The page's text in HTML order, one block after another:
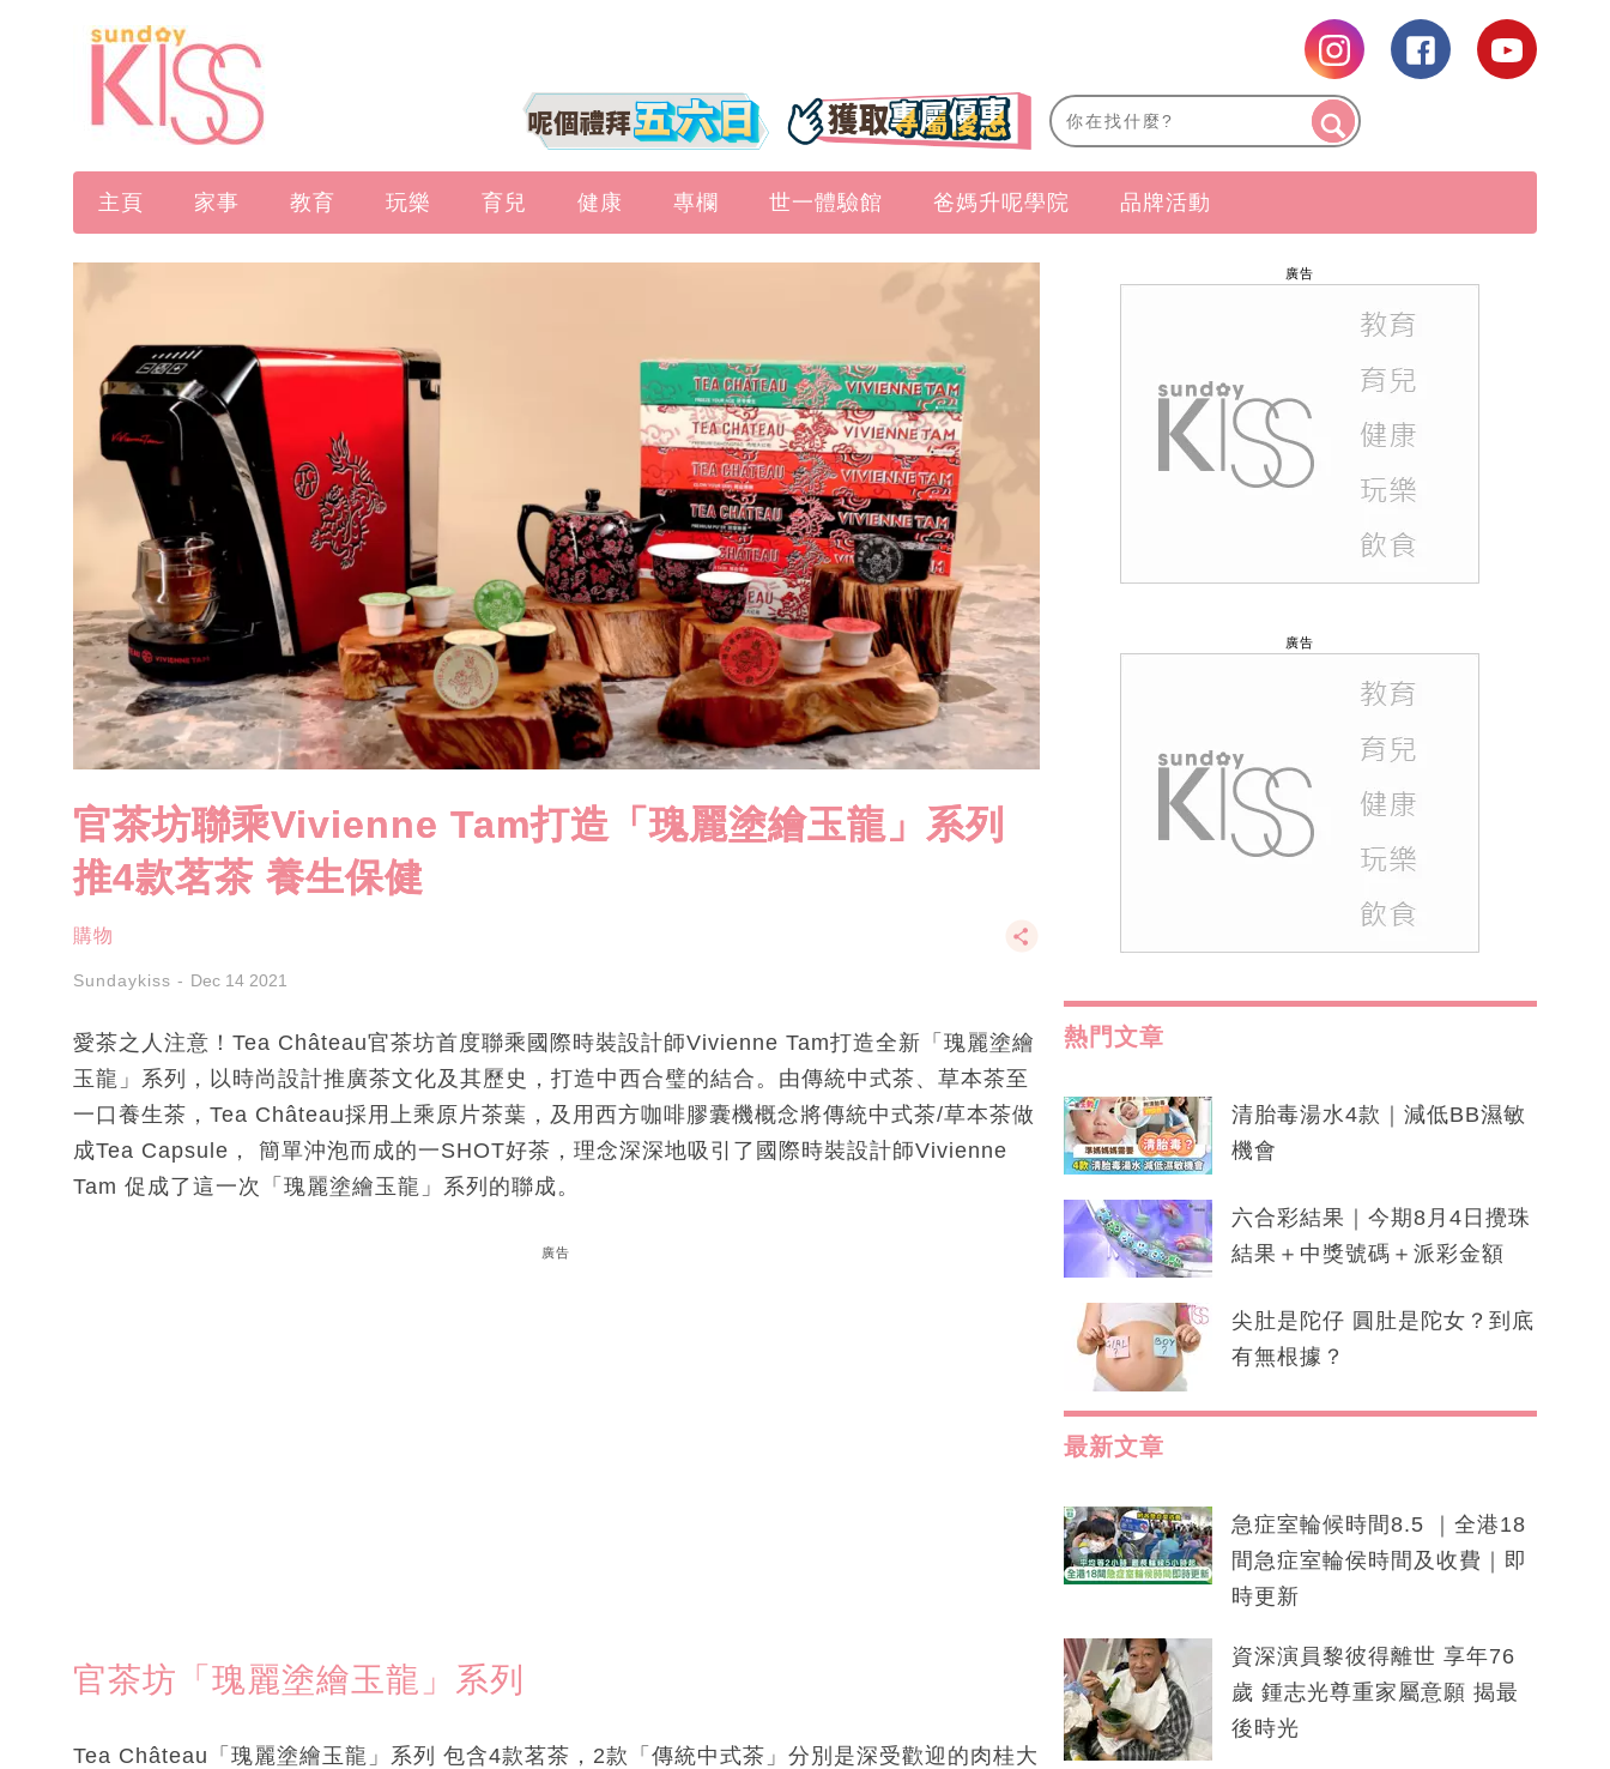
主頁 家事 教育 玩樂 育兒 健康 專欄 世一體驗館 爸媽升呢學院 品牌活動
官茶坊聯乘Vivienne Tam打造「瑰麗塗繪玉龍」系列
推4款茗茶 養生保健
購物
Sundaykiss Dec 14 2021
愛茶之人注意！Tea Château官茶坊首度聯乘國際時裝設計師Vivienne Tam打造全新「瑰麗塗繪
玉龍」系列，以時尚設計推廣茶文化及其歷史，打造中西合璧的結合。由傳統中式茶、草本茶至
一口養生茶，Tea Château採用上乘原片茶葉，及用西方咖啡膠囊機概念將傳統中式茶/草本茶做
成Tea Capsule， 簡單沖泡而成的一SHOT好茶，理念深深地吸引了國際時裝設計師Vivienne
Tam 促成了這一次「瑰麗塗繪玉龍」系列的聯成。
廣告
官茶坊「瑰麗塗繪玉龍」系列
Tea Château「瑰麗塗繪玉龍」系列 包含4款茗茶，2款「傳統中式茶」分別是深受歡迎的肉桂大
廣告
廣告
熱門文章
清胎毒湯水4款｜減低BB濕敏
機會
六合彩結果｜今期8月4日攪珠
結果＋中獎號碼＋派彩金額
尖肚是陀仔 圓肚是陀女？到底
有無根據？
最新文章
急症室輪候時間8.5 ｜全港18
間急症室輪侯時間及收費｜即
時更新
資深演員黎彼得離世 享年76
歲 鍾志光尊重家屬意願 揭最
後時光